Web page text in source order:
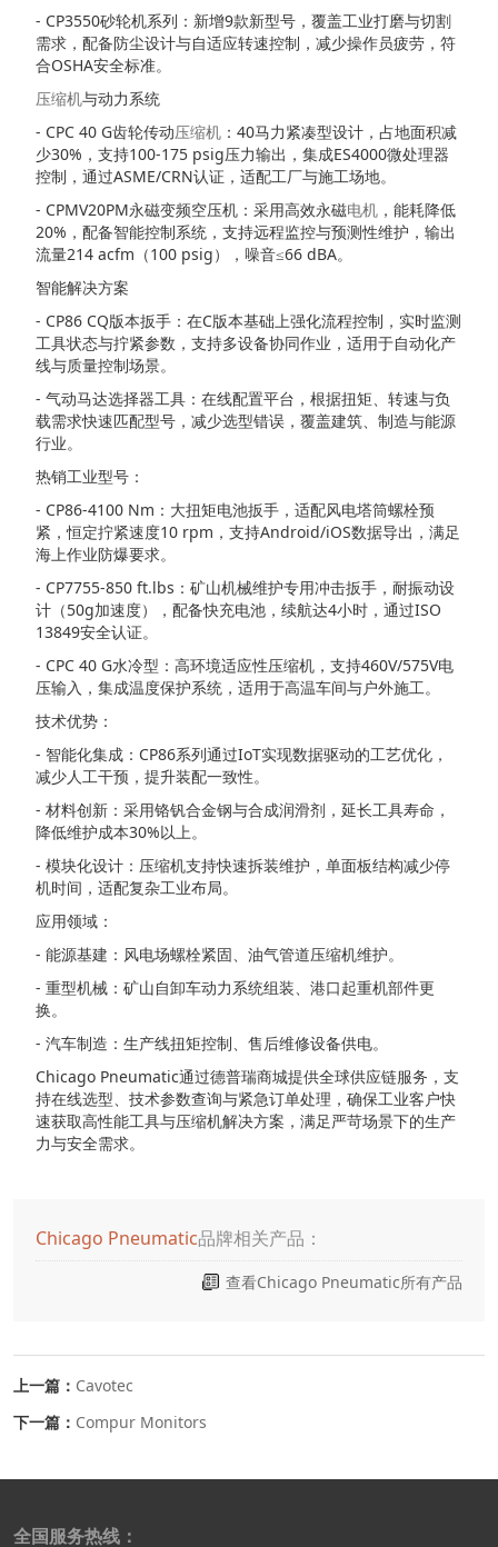
- CP3550砂轮机系列：新增9款新型号，覆盖工业打磨与切割
需求，配备防尘设计与自适应转速控制，减少操作员疲劳，符
合OSHA安全标准。
压缩机与动力系统
- CPC 40 G齿轮传动压缩机 ：40马力紧凑型设计，占地面积减
少30%，支持100-175 psig压力输出，集成ES4000微处理器
控制，通过ASME/CRN认证，适配工厂与施工场地。
- CPMV20PM永磁变频空压机：采用高效永磁电机 ，能耗降低
20%，配备智能控制系统，支持远程监控与预测性维护，输出
流量214 acfm（100 psig），噪音≤66 dBA。
智能解决方案
- CP86 CQ版本扳手：在C版本基础上强化流程控制，实时监测
工具状态与拧紧参数，支持多设备协同作业，适用于自动化产
线与质量控制场景。
- 气动马达选择器工具：在线配置平台，根据扭矩、转速与负
载需求快速匹配型号，减少选型错误，覆盖建筑、制造与能源
行业。
热销工业型号：
- CP86-4100 Nm：大扭矩电池扳手，适配风电塔筒螺栓预
紧，恒定拧紧速度10 rpm，支持Android/iOS数据导出，满足
海上作业防爆要求。
- CP7755-850 ft.lbs：矿山机械维护专用冲击扳手，耐振动设
计（50g加速度），配备快充电池，续航达4小时，通过ISO
13849安全认证。
- CPC 40 G水冷型：高环境适应性压缩机，支持460V/575V电
压输入，集成温度保护系统，适用于高温车间与户外施工。
技术优势：
- 智能化集成：CP86系列通过IoT实现数据驱动的工艺优化，
减少人工干预，提升装配一致性。
- 材料创新：采用铬钒合金钢与合成润滑剂，延长工具寿命，
降低维护成本30%以上。
- 模块化设计：压缩机支持快速拆装维护，单面板结构减少停
机时间，适配复杂工业布局。
应用领域：
- 能源基建：风电场螺栓紧固、油气管道压缩机维护。
- 重型机械：矿山自卸车动力系统组装、港口起重机部件更
换。
- 汽车制造：生产线扭矩控制、售后维修设备供电。
Chicago Pneumatic通过德普瑞商城提供全球供应链服务，支
持在线选型、技术参数查询与紧急订单处理，确保工业客户快
速获取高性能工具与压缩机解决方案，满足严苛场景下的生产
力与安全需求。
Chicago Pneumatic品牌相关产品：
查看Chicago Pneumatic所有产品
上一篇： Cavotec
下一篇： Compur Monitors
全国服务热线：